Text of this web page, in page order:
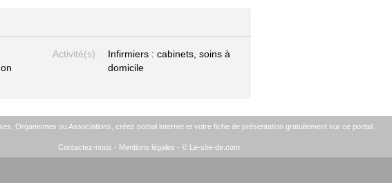
Activité(s) :
Infirmiers : cabinets, soins à
domicile
Organismes ou Associations, créez portail internet et votre fiche de présentation gratuitement sur ce portail.
Contactez-nous - Mentions légales - © Le-site-de.com